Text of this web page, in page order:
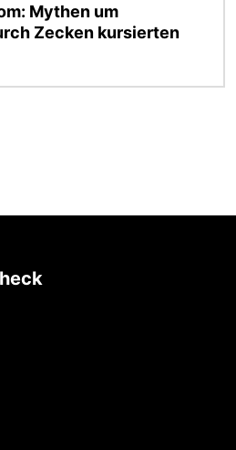
Mythen um
Zecken kursierten